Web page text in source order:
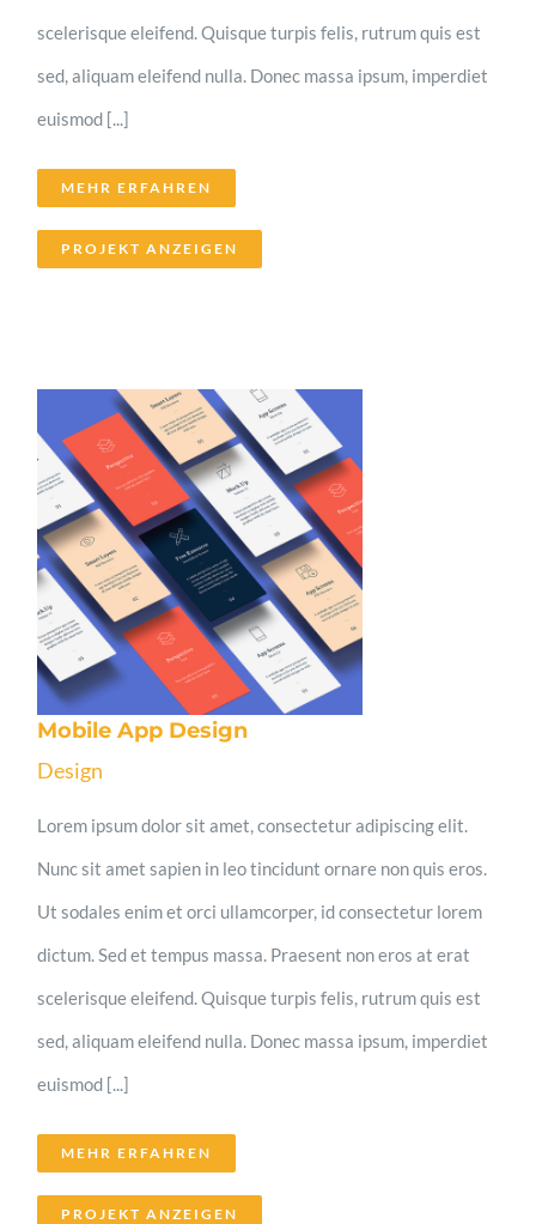
scelerisque eleifend. Quisque turpis felis, rutrum quis est
sed, aliquam eleifend nulla. Donec massa ipsum, imperdiet
euismod [...]
MEHR ERFAHREN
PROJEKT ANZEIGEN
Mobile App Design
Design
Lorem ipsum dolor sit amet, consectetur adipiscing elit.
Nunc sit amet sapien in leo tincidunt ornare non quis eros.
Ut sodales enim et orci ullamcorper, id consectetur lorem
dictum. Sed et tempus massa. Praesent non eros at erat
scelerisque eleifend. Quisque turpis felis, rutrum quis est
sed, aliquam eleifend nulla. Donec massa ipsum, imperdiet
euismod [...]
MEHR ERFAHREN
PROJEKT ANZEIGEN